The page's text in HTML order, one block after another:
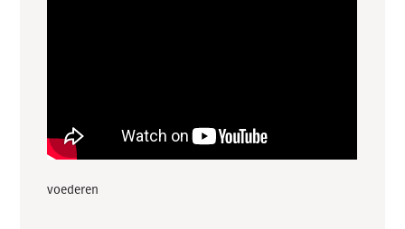
voederen